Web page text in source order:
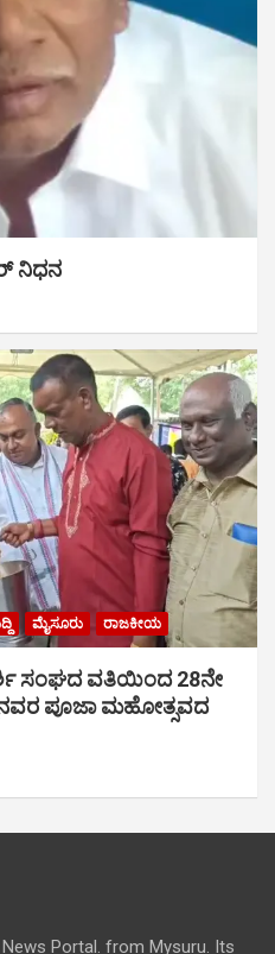
ನಿಧನ
ಮೈಸೂರು ರಾಜಕೀಯ
ಸಂಘದ ವತಿಯಿಂದ 28ನೇ
ಪೂಜಾ ಮಹೋತ್ಸವದ
Portal. from Mysuru. Its